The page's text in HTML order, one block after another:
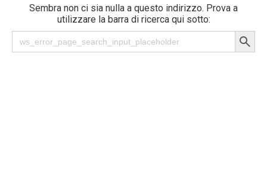
Sembra non ci sia nulla a questo indirizzo. Prova a
utilizzare la barra di ricerca qui sotto: